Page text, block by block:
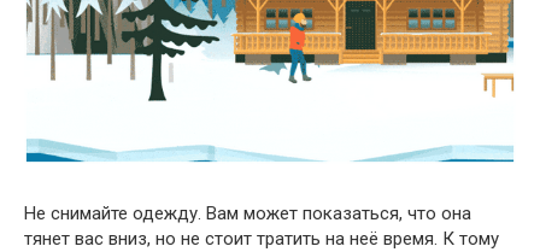
Не снимайте одежду. Вам может показаться, что она
тянет вас вниз, но не стоит тратить на неё время. К тому